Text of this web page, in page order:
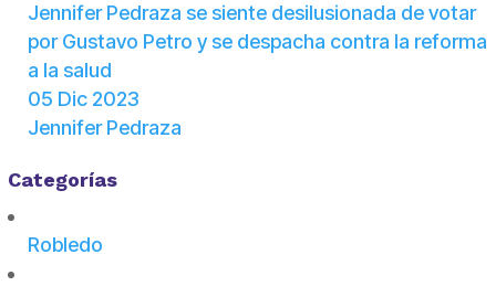
Jennifer Pedraza se siente desilusionada de votar
por Gustavo Petro y se despacha contra la reforma
a la salud
05 Dic 2023
Jennifer Pedraza
Categorías
Robledo